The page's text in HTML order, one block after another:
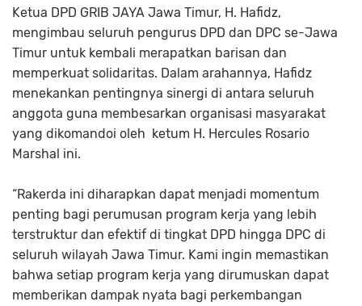
Ketua DPD GRIB JAYA Jawa Timur, H. Hafidz,
mengimbau seluruh pengurus DPD dan DPC se-Jawa
Timur untuk kembali merapatkan barisan dan
memperkuat solidaritas. Dalam arahannya, Hafidz
menekankan pentingnya sinergi di antara seluruh
anggota guna membesarkan organisasi masyarakat
yang dikomandoi oleh ketum H. Hercules Rosario
Marshal ini.
“Rakerda ini diharapkan dapat menjadi momentum
penting bagi perumusan program kerja yang lebih
terstruktur dan efektif di tingkat DPD hingga DPC di
seluruh wilayah Jawa Timur. Kami ingin memastikan
bahwa setiap program kerja yang dirumuskan dapat
memberikan dampak nyata bagi perkembangan